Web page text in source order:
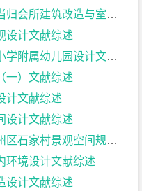
造与室内设计（一）文献综述
设计文献综述
属幼儿园设计文献综述
一）文献综述
计文献综述
设计文献综述
景观空间规划设计文献综述
环境设计文献综述
设计文献综述